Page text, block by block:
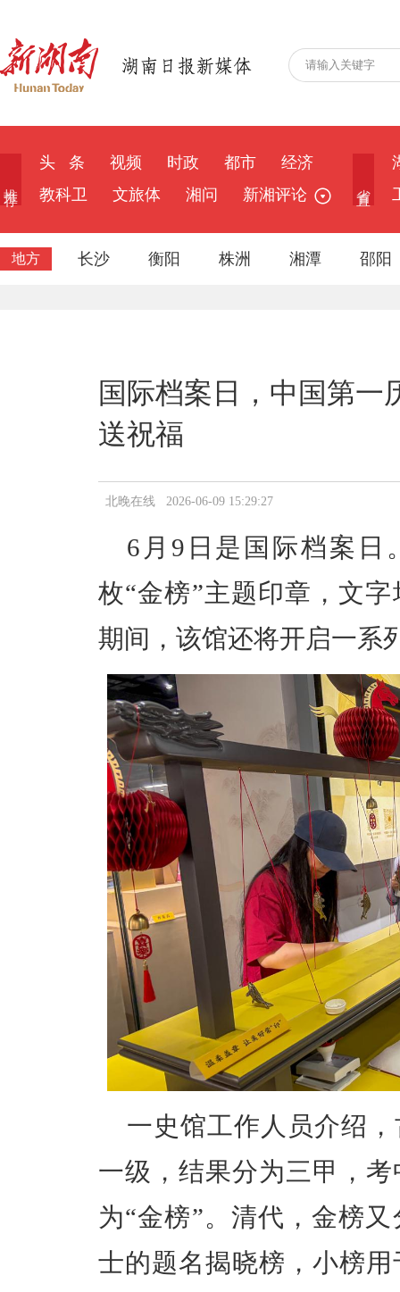
头 条 视频 时政 都市
经济
教科卫
文旅体 湘问 新湘评论
地方 长沙 衡阳 株洲 湘潭 邵阳
国际档案日，中国第一
送祝福
北晚在线 2026-06-09 15:29:27
6月9日是国际档案日
枚“金榜”主题印章，文
期间，该馆还将开启一系
一史馆工作人员介绍
一级，结果分为三甲，
为“金榜”。清代，金榜
士的题名揭晓榜，小榜